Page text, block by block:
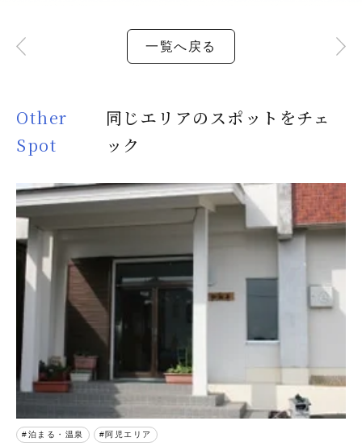
一覧へ戻る
Other
Spot
同じエリアのスポットをチェ
ック
泊まる・温泉 阿児エリア